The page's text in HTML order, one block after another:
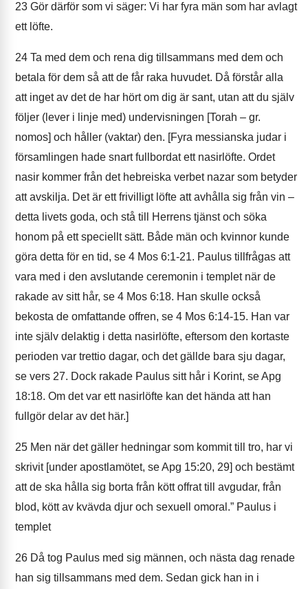
23 Gör därför som vi säger: Vi har fyra män som har avlagt
ett löfte.
24 Ta med dem och rena dig tillsammans med dem och
betala för dem så att de får raka huvudet. Då förstår alla
att inget av det de har hört om dig är sant, utan att du själv
följer (lever i linje med) undervisningen [Torah – gr.
nomos] och håller (vaktar) den. [Fyra messianska judar i
församlingen hade snart fullbordat ett nasirlöfte. Ordet
nasir kommer från det hebreiska verbet nazar som betyder
att avskilja. Det är ett frivilligt löfte att avhålla sig från vin –
detta livets goda, och stå till Herrens tjänst och söka
honom på ett speciellt sätt. Både män och kvinnor kunde
göra detta för en tid, se 4 Mos 6:1-21. Paulus tillfrågas att
vara med i den avslutande ceremonin i templet när de
rakade av sitt hår, se 4 Mos 6:18. Han skulle också
bekosta de omfattande offren, se 4 Mos 6:14-15. Han var
inte själv delaktig i detta nasirlöfte, eftersom den kortaste
perioden var trettio dagar, och det gällde bara sju dagar,
se vers 27. Dock rakade Paulus sitt hår i Korint, se Apg
18:18. Om det var ett nasirlöfte kan det hända att han
fullgör delar av det här.]
25 Men när det gäller hedningar som kommit till tro, har vi
skrivit [under apostlamötet, se Apg 15:20, 29] och bestämt
att de ska hålla sig borta från kött offrat till avgudar, från
blod, kött av kvävda djur och sexuell omoral.” Paulus i
templet
26 Då tog Paulus med sig männen, och nästa dag renade
han sig tillsammans med dem. Sedan gick han in i